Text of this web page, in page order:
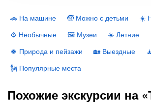
🚗 На машине 🧒 Можно с детьми
☀️
⚙️ Необычные
🖼 Музеи
☀️ Летние
🍀 Природа и пейзажи
🏡 Выездные
🗽 Популярные места
Похожие экскурсии на